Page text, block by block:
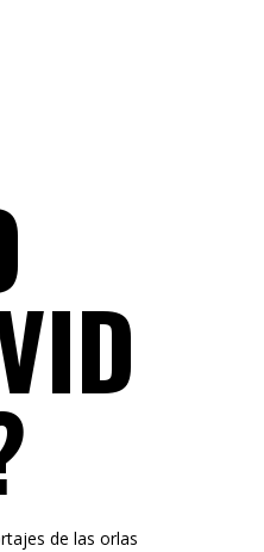
de las orlas